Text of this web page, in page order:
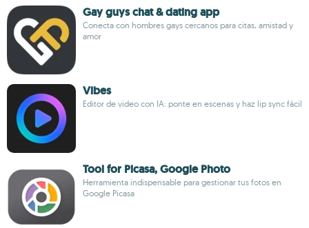
Gay guys chat & dating app
Conecta con hombres gays cercanos para citas, amistad y
amor
Vibes
Editor de video con IA: ponte en escenas y haz lip sync fácil
Tool for Picasa, Google Photo
Herramienta indispensable para gestionar tus fotos en
Google Picasa